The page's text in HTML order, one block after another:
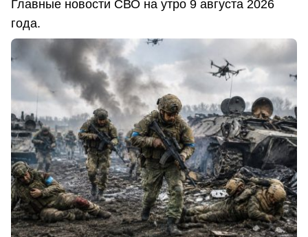
Главные новости СВО на утро 9 августа 2026
года.